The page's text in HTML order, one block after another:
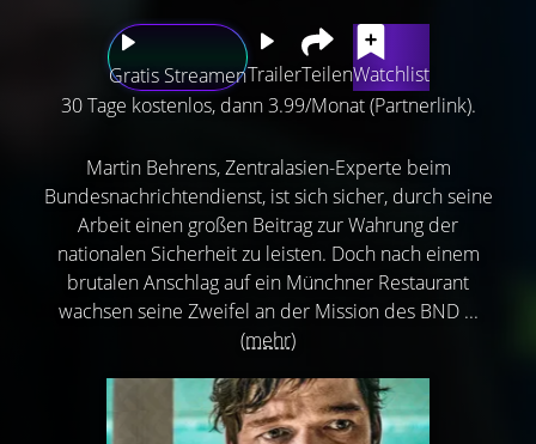
Gratis StreamenTrailerTeilenWatchlist
30 Tage kostenlos, dann 3.99/Monat (Partnerlink).
Martin Behrens, Zentralasien-Experte beim
Bundesnachrichtendienst, ist sich sicher, durch seine
Arbeit einen großen Beitrag zur Wahrung der
nationalen Sicherheit zu leisten. Doch nach einem
brutalen Anschlag auf ein Münchner Restaurant
wachsen seine Zweifel an der Mission des BND ...
(mehr)